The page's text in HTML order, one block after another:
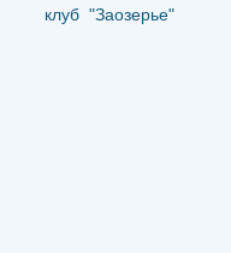
клуб "Заозерье"